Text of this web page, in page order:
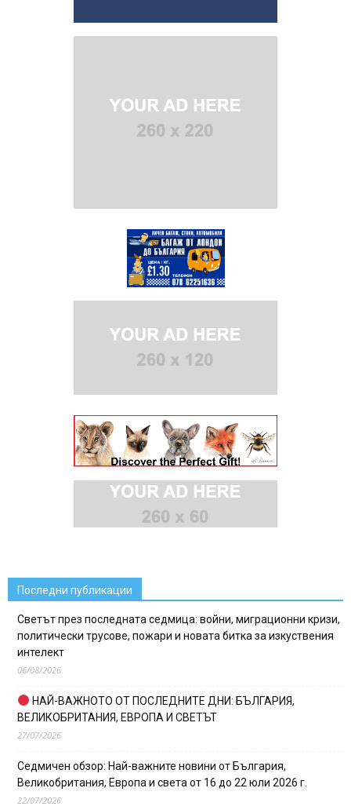
Последни публикации
Светът през последната седмица: войни, миграционни кризи,
политически трусове, пожари и новата битка за изкуствения
интелект
06/08/2026
НАЙ-ВАЖНОТО ОТ ПОСЛЕДНИТЕ ДНИ: БЪЛГАРИЯ,
ВЕЛИКОБРИТАНИЯ, ЕВРОПА И СВЕТЪТ
27/07/2026
Седмичен обзор: Най-важните новини от България,
Великобритания, Европа и света от 16 до 22 юли 2026 г.
22/07/2026